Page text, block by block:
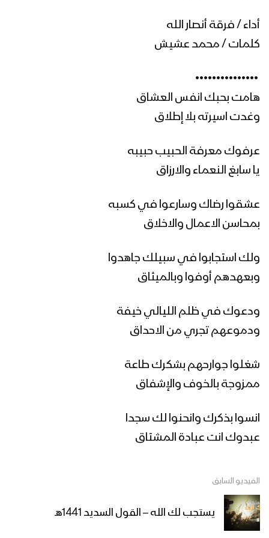
أهمية تعلم القرآن الكريم – القول السديد
1445هـ
خوفاً وطمعاً – القول السديد – الإنتاج
الفني للإعلام الحربي 1444هـ
ميادين الجهاد – حلقة رمضانية من جبهات
تعز – 1444هـ
نشيد وليُّ المؤمنين – فرقة الشهيد القائد
1444هـ
غاية الصيام – القول السديد 1444هـ
أنت المعني – القول السديد 1444هـ
الجوف – رسائل المجاهدين المرابطين في
– 1444هـ
زامل لك حياتي وموتي | عيسى الليث –
أداء / فرقة أنصار الله
كلمات / محمد عشيش
‏ •••••••••••••••
هامت بحبك انفس العشاق
وغدت اسيرته بلا إطلاق
عرفوك معرفة الحبيب حبيبه
يا سابغ النعماء والارزاق
عشقوا رضاك وسارعوا في كسبه
بمحاسن الاعمال والاخلاق
ولك استجابوا في سبيلك جاهدوا
وبعهدهم أوفوا وبالميثاق
ودعوك في ظلم الليالي خيفة
ودموعهم تجري من الاحداق
شغلوا جوارحهم بشكرك طاعة
ممزوجة بالخوف والإشفاق
انسوا بذكرك وانحنوا لك سجدا
عبدوك انت عبادة المشتاق
الفيديو السابق
يستجب لك الله – القول السديد 1441هـ